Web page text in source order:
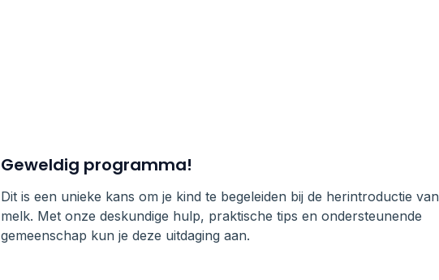
Geweldig programma!
Dit is een unieke kans om je kind te begeleiden bij de herintroductie van
melk. Met onze deskundige hulp, praktische tips en ondersteunende
gemeenschap kun je deze uitdaging aan.